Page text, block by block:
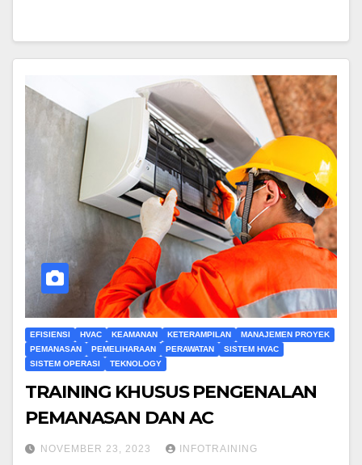
EFISIENSI HVAC KEAMANAN KETERAMPILAN
MANAJEMEN PROYEK
PEMANASAN
PEMELIHARAAN PERAWATAN
SISTEM HVAC
SISTEM OPERASI
TEKNOLOGY
TRAINING KHUSUS PENGENALAN
PEMANASAN DAN AC
NOVEMBER 23, 2023 INFOTRAINING